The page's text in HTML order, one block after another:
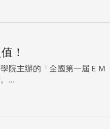
！
院主辦的「全國第一屆ＥＭ
...